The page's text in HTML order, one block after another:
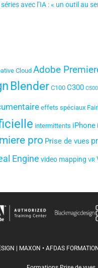
avec l’IA : « un outil au
Cloud Adobe
Blender C100 C300 C500
effets spéciaux
intermittents iPhone
pro Prise de vues
Engine video mapping VR
| MAXON • AFDAS